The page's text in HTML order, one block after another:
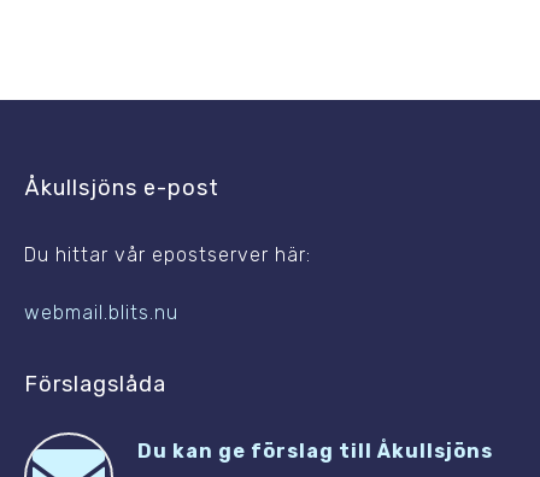
Åkullsjöns e-post
Du hittar vår epostserver här:
webmail.blits.nu
Förslagslåda
Du kan ge förslag till Åkullsjöns